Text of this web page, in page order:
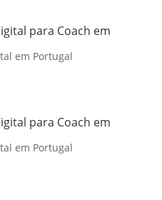
para Coach em
em Portugal
para Coach em
em Portugal